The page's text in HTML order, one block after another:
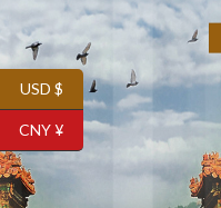
USD $
CNY ¥